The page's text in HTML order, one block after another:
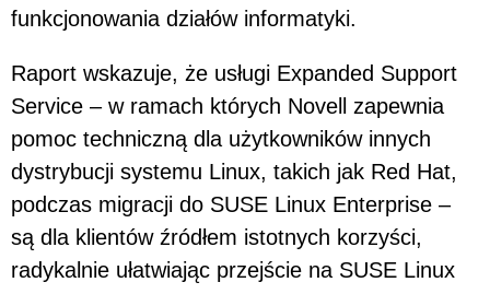
funkcjonowania działów informatyki.
Raport wskazuje, że usługi Expanded Support
Service – w ramach których Novell zapewnia
pomoc techniczną dla użytkowników innych
dystrybucji systemu Linux, takich jak Red Hat,
podczas migracji do SUSE Linux Enterprise –
są dla klientów źródłem istotnych korzyści,
radykalnie ułatwiając przejście na SUSE Linux